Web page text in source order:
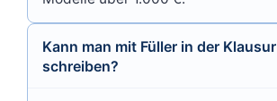
Kann man mit Füller in der Klausur
schreiben?